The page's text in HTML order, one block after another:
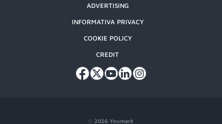
© 2026 Youmark
ADVERTISING
INFORMATIVA PRIVACY
COOKIE POLICY
CREDIT